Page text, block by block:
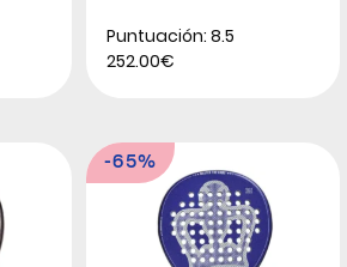
Puntuación: 8.5
252.00€
-65%